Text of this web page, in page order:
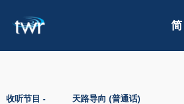
简
收听节目 - 天路导向 (普通话)